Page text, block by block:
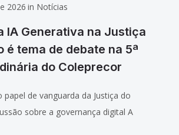
2026 in Notícias
IA Generativa na Justiça
é tema de debate na 5ª
do Coleprecor
de vanguarda da Justiça do
sobre a governança digital A